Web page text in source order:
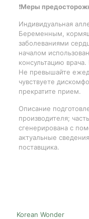
❗️Меры
Индивидуальная
Беременным,
заболеваниями
началом
консультацию
Не превышайте
чувствуете
прекратите прием.
Описание
производителя;
сгенерирована с
актуальные
поставщика.
Korean Wonder